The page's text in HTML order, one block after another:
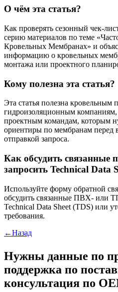
О чём эта статья?
Как проверять сезонный чек-
серию материалов по теме
Кровельных Мембранах» и
информацию о кровельных
монтажа или проектного
Кому полезна эта статья?
Эта статья полезна кровельным
гидроизоляционным
проектным командам, которым
ориентиры по мембранам перед
отправкой запроса.
Как обсудить связанные
запросить Technical Data
Используйте форму обратной
обсудить связанные ПВХ- или
Technical Data Sheet (TDS) или
требования.
←Назад
Нужны данные по
поддержка по
консультация по